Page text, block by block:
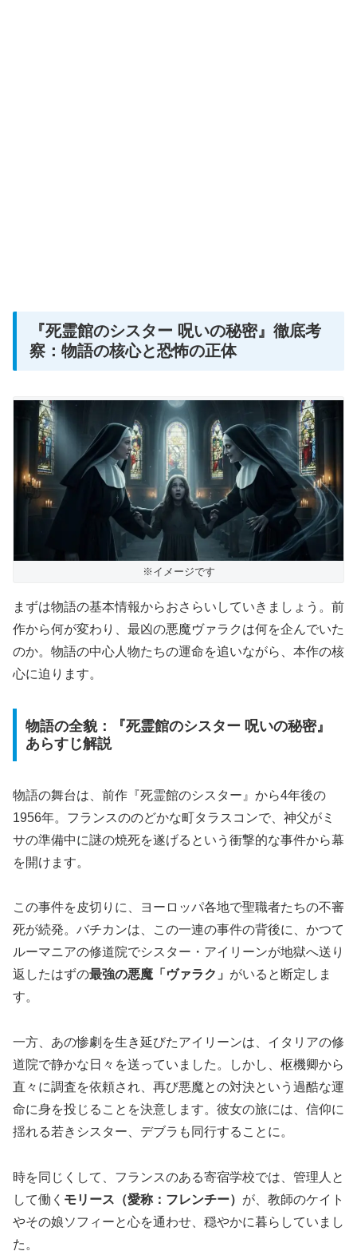
『死霊館のシスター 呪いの秘密』徹底考
察：物語の核心と恐怖の正体
※イメージです
まずは物語の基本情報からおさらいしていきましょう。前
作から何が変わり、最凶の悪魔ヴァラクは何を企んでいた
のか。物語の中心人物たちの運命を追いながら、本作の核
心に迫ります。
物語の全貌：『死霊館のシスター 呪いの秘密』
あらすじ解説
物語の舞台は、前作『死霊館のシスター』から4年後の
1956年。フランスののどかな町タラスコンで、神父がミ
サの準備中に謎の焼死を遂げるという衝撃的な事件から幕
を開けます。
この事件を皮切りに、ヨーロッパ各地で聖職者たちの不審
死が続発。バチカンは、この一連の事件の背後に、かつて
ルーマニアの修道院でシスター・アイリーンが地獄へ送り
返したはずの最強の悪魔「ヴァラク」 がいると断定しま
す。
一方、あの惨劇を生き延びたアイリーンは、イタリアの修
道院で静かな日々を送っていました。しかし、枢機卿から
直々に調査を依頼され、再び悪魔との対決という過酷な運
命に身を投じることを決意します。彼女の旅には、信仰に
揺れる若きシスター、デブラも同行することに。
時を同じくして、フランスのある寄宿学校では、管理人と
して働く モリース（愛称：フレンチー） が、教師のケイト
やその娘ソフィーと心を通わせ、穏やかに暮らしていまし
た。